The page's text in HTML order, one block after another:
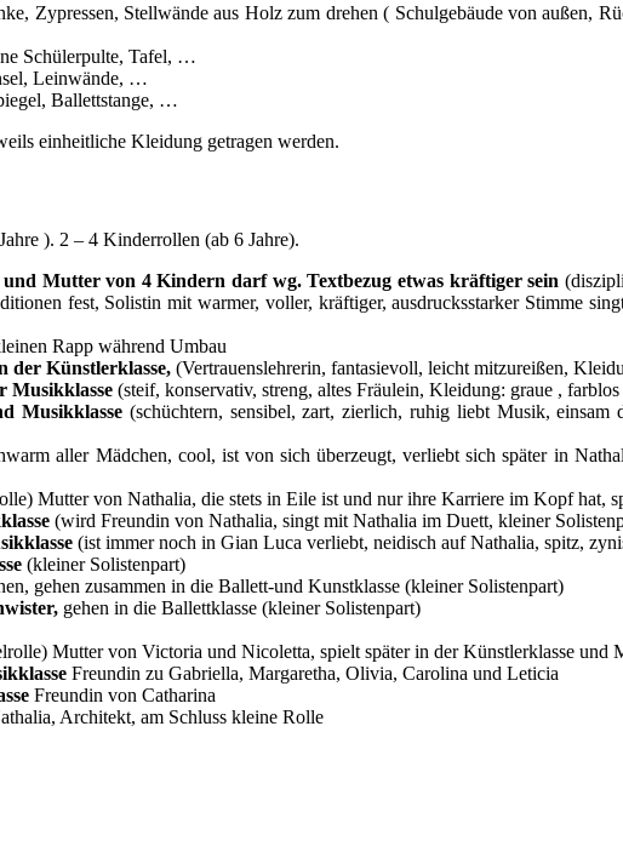
Zypressen, Stellwände aus Holz zum drehen ( Schulgebäude von außen,
Schülerpulte, Tafel, …
Leinwände, …
Ballettstange, …
einheitliche Kleidung getragen werden.
). 2 – 4 Kinderrollen (ab 6 Jahre).
Mutter von 4 Kindern darf wg. Textbezug etwas kräftiger sein
fest, Solistin mit warmer, voller, kräftiger, ausdrucksstarker Stimme
Rapp während Umbau
der Künstlerklasse, (Vertrauenslehrerin, fantasievoll, leicht mitzureißen,
Musikklasse (steif, konservativ, streng, altes Fräulein, Kleidung: graue ,
Musikklasse(schüchtern, sensibel, zart, zierlich, ruhig liebt Musik,
aller Mädchen, cool, ist von sich überzeugt, verliebt sich später in
Mutter von Nathalia, die stets in Eile ist und nur ihre Karriere im Kopf hat,
(wird Freundin von Nathalia, singt mit Nathalia im Duett, kleiner
(ist immer noch in Gian Luca verliebt, neidisch auf Nathalia, spitz,
(kleiner Solistenpart)
gehen zusammen in die Ballett-und Kunstklasse (kleiner Solistenpart)
gehen in die Ballettklasse (kleiner Solistenpart)
Mutter von Victoria und Nicoletta, spielt später in der Künstlerklasse und
Freundin zu Gabriella, Margaretha, Olivia, Carolina und Leticia
Freundin von Catharina
Architekt, am Schluss kleine Rolle